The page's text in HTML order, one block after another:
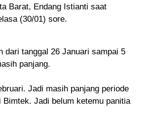
Barat, Endang Istianti saat
(30/01) sore.
dari tanggal 26 Januari sampai 5
panjang.
Jadi masih panjang periode
Jadi belum ketemu panitia